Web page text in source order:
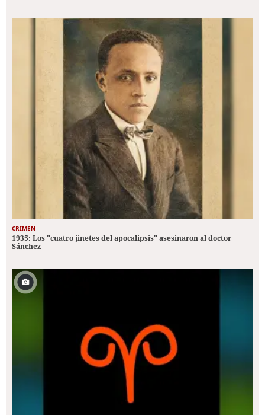
CRIMEN
1935: Los "cuatro jinetes del apocalipsis" asesinaron al doctor
Sánchez